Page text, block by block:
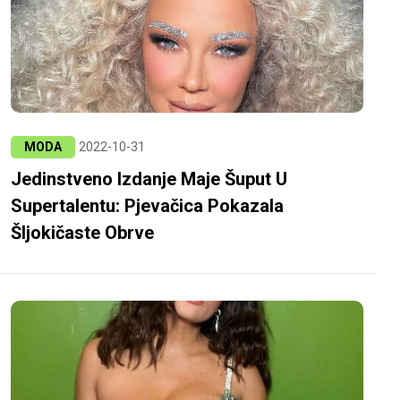
MODA 2022-10-31
Jedinstveno Izdanje Maje Šuput U
Supertalentu: Pjevačica Pokazala
Šljokičaste Obrve